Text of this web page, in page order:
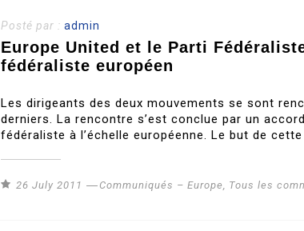
Posté par : admin
Europe United et le Parti
fédéraliste européen
Les dirigeants des deux mouvements se sont
derniers. La rencontre s’est conclue par un
fédéraliste à l’échelle européenne. Le but de
26 July 2011 Communiqués – Europe, Tous les